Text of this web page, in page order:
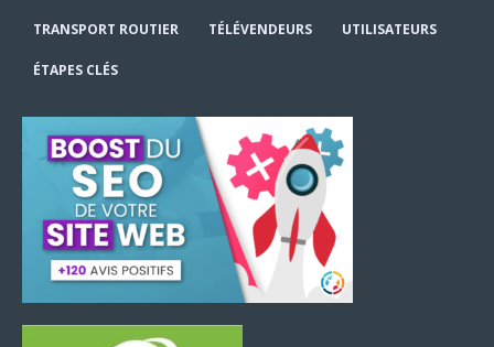
TRANSPORT ROUTIER TÉLÉVENDEURS UTILISATEURS
ÉTAPES CLÉS